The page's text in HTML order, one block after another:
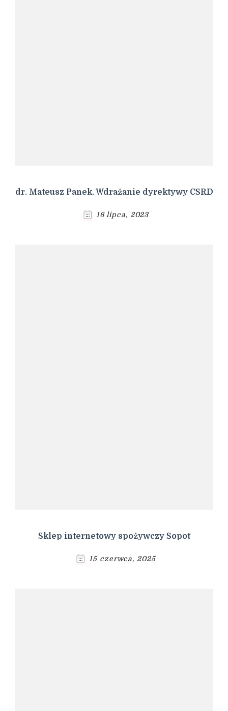
dr. Mateusz Panek. Wdrażanie dyrektywy CSRD
16 lipca, 2023
Sklep internetowy spożywczy Sopot
15 czerwca, 2025